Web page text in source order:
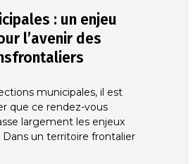
: un enjeu
l’avenir des
municipales, il est
que ce rendez-vous
largement les enjeux
un territoire frontalier